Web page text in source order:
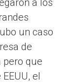
a los
un caso
de
pero que
el